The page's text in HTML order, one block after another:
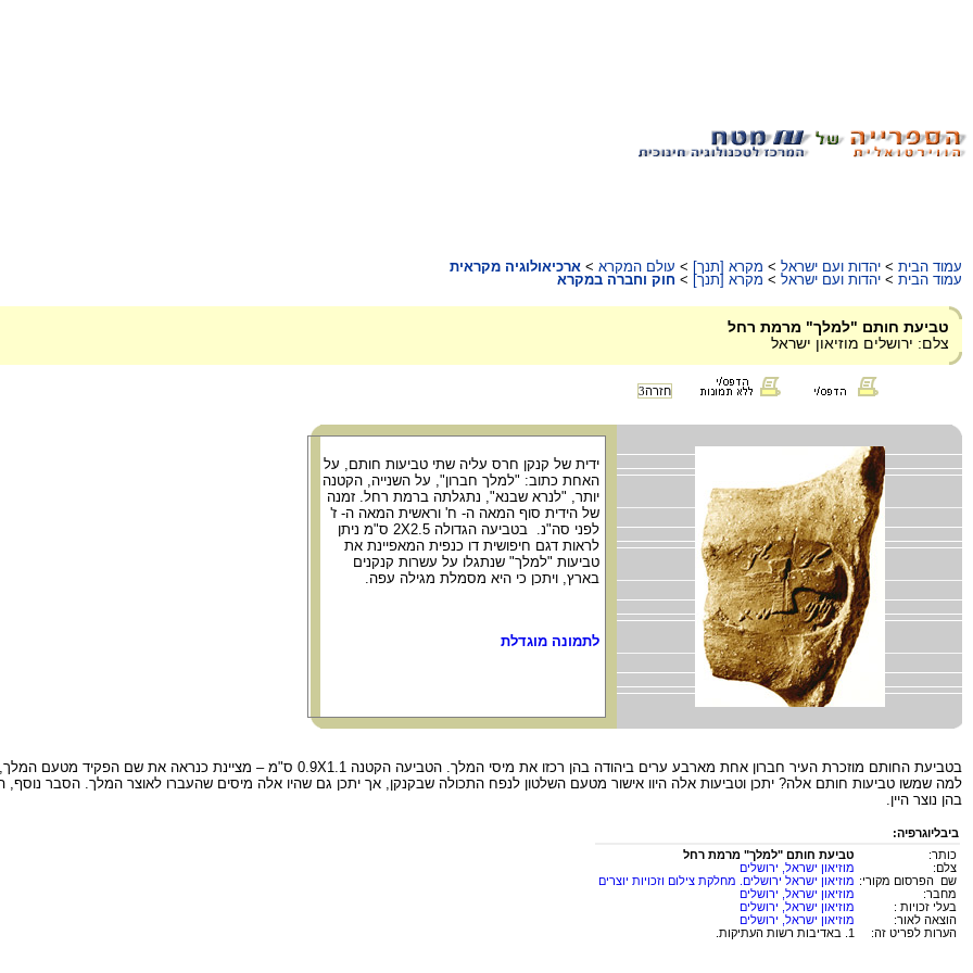
עמוד הבית > יהדות ועם ישראל > מקרא [תנך] > עולם המקרא > ארכיאולוגיה מקראית
עמוד הבית > יהדות ועם ישראל > מקרא [תנך] > חוק וחברה במקרא
טביעת חותם "למלך" מרמת רחל
צלם: ירושלים מוזיאון ישראל
חזרה3
ידית של קנקן חרס עליה שתי טביעות חותם, על
האחת כתוב: "למלך חברון", על השנייה, הקטנה
יותר, "לנרא שבנא", נתגלתה ברמת רחל. זמנה
של הידית סוף המאה ה- ח' וראשית המאה ה- ז'
לפני סה"נ. בטביעה הגדולה 2X2.5 ס"מ ניתן
לראות דגם חיפושית דו כנפית המאפיינת את
טביעות "למלך" שנתגלו על עשרות קנקנים
בארץ, ויתכן כי היא מסמלת מגילה עפה.
לתמונה מוגדלת
בטביעת החותם מוזכרת העיר חברון אחת מארבע ערים ביהודה בהן רכזו את מיסי המלך. הטביעה הקטנה 0.9X1.1 ס"מ – מציינת כנראה את שם הפקיד מטעם המלך, הטביעה שלו היא אישור כפול לתכולת הקנקן.
למה שמשו טביעות חותם אלה? יתכן וטביעות אלה היוו אישור מטעם השלטון לנפח התכולה שבקנקן, אך יתכן גם שהיו אלה מיסים שהעברו לאוצר המלך. הסבר
בהן נוצר היין.
ביבליוגרפיה:
כותר:
טביעת חותם "למלך" מרמת רחל
צלם:
מוזיאון ישראל, ירושלים
שם הפרסום מקורי: מוזיאון ישראל ירושלים. מחלקת צילום וזכויות יוצרים
מחבר:
מוזיאון ישראל, ירושלים
בעלי זכויות :
מוזיאון ישראל, ירושלים
הוצאה לאור:
מוזיאון ישראל, ירושלים
הערות לפריט זה:
1. באדיבות רשות העתיקות.